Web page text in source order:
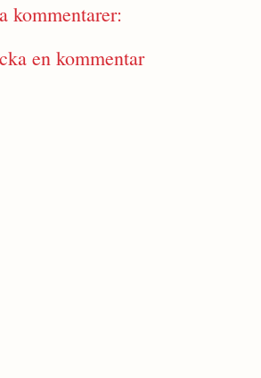
kommentarer:
en kommentar